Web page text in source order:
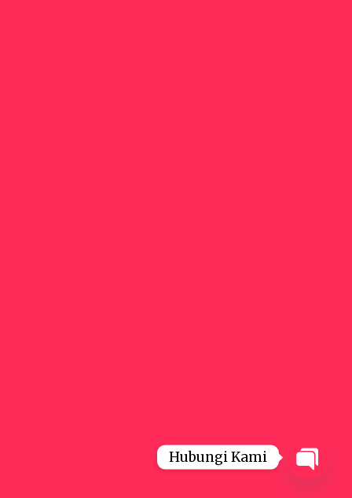
Hubungi Kami